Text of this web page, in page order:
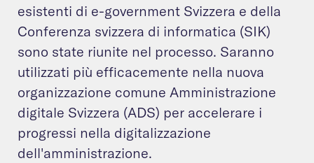
esistenti di e-government Svizzera e della
Conferenza svizzera di informatica (SIK)
sono state riunite nel processo. Saranno
utilizzati più efficacemente nella nuova
organizzazione comune Amministrazione
digitale Svizzera (ADS) per accelerare i
progressi nella digitalizzazione
dell'amministrazione.